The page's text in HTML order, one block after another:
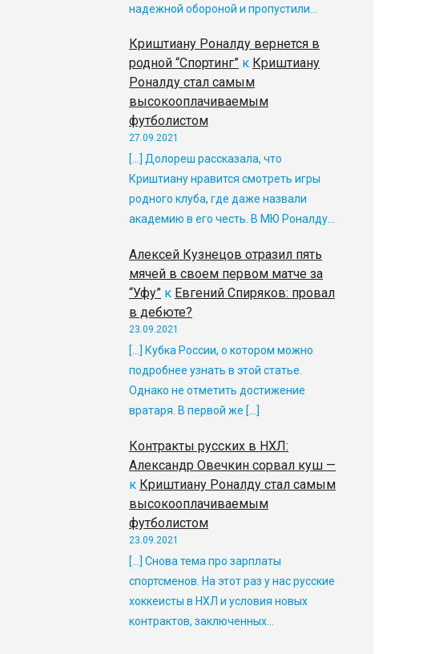
надежной обороной и пропустили…
Криштиану Роналду вернется в
родной “Спортинг” к Криштиану
Роналду стал самым
высокооплачиваемым
футболистом
27.09.2021
[…] Долореш рассказала, что
Криштиану нравится смотреть игры
родного клуба, где даже назвали
академию в его честь. В МЮ Роналду…
Алексей Кузнецов отразил пять
мячей в своем первом матче за
“Уфу” к Евгений Спиряков: провал
в дебюте?
23.09.2021
[…] Кубка России, о котором можно
подробнее узнать в этой статье.
Однако не отметить достижение
вратаря. В первой же […]
Контракты русских в НХЛ:
Александр Овечкин сорвал куш —
к Криштиану Роналду стал самым
высокооплачиваемым
футболистом
23.09.2021
[…] Снова тема про зарплаты
спортсменов. На этот раз у нас русские
хоккеисты в НХЛ и условия новых
контрактов, заключенных…